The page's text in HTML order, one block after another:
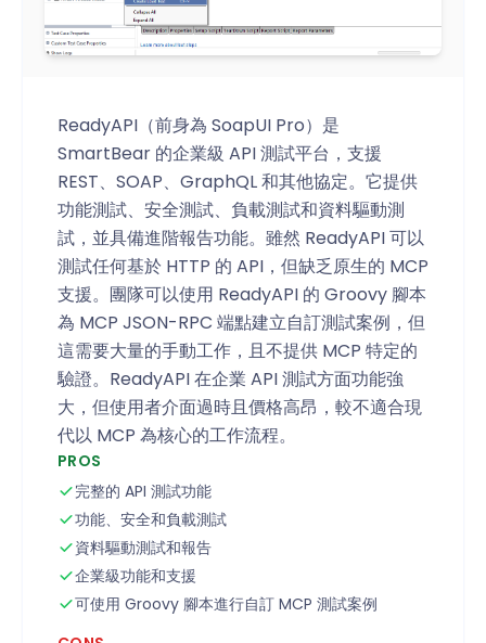
ReadyAPI（前身為 SoapUI Pro）是
SmartBear 的企業級 API 測試平台，支援
REST、SOAP、GraphQL 和其他協定。它提供
功能測試、安全測試、負載測試和資料驅動測
試，並具備進階報告功能。雖然 ReadyAPI 可以
測試任何基於 HTTP 的 API，但缺乏原生的 MCP
支援。團隊可以使用 ReadyAPI 的 Groovy 腳本
為 MCP JSON-RPC 端點建立自訂測試案例，但
這需要大量的手動工作，且不提供 MCP 特定的
驗證。ReadyAPI 在企業 API 測試方面功能強
大，但使用者介面過時且價格高昂，較不適合現
代以 MCP 為核心的工作流程。
PROS
完整的 API 測試功能
功能、安全和負載測試
資料驅動測試和報告
企業級功能和支援
可使用 Groovy 腳本進行自訂 MCP 測試案例